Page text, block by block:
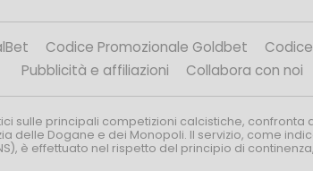
Codice Promozionale Goldbet
Pubblicità e affiliazioni
Collabora con noi
sulle principali competizioni calcistiche,
delle Dogane e dei Monopoli. Il servizio, come
è effettuato nel rispetto del principio di